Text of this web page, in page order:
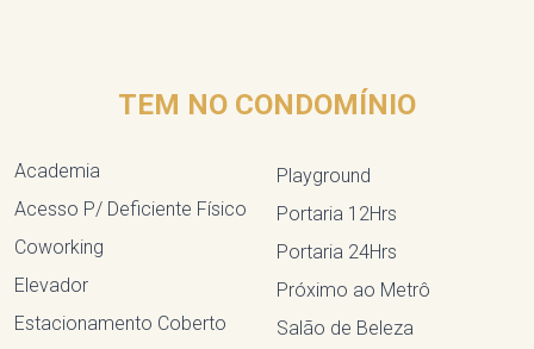
TEM NO CONDOMÍNIO
Academia
Acesso P/ Deficiente Físico
Coworking
Elevador
Estacionamento Coberto
Playground
Portaria 12Hrs
Portaria 24Hrs
Próximo ao Metrô
Salão de Beleza